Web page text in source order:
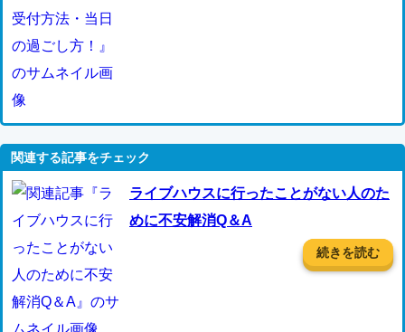
ライブハウスに行ったことがない人のた
めに不安解消Q＆A
続きを読む